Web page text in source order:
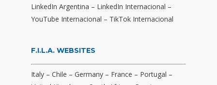
LinkedIn Argentina – LinkedIn Internacional –
YouTube Internacional – TikTok Internacional
F.I.L.A. WEBSITES
Italy – Chile – Germany – France – Portugal –